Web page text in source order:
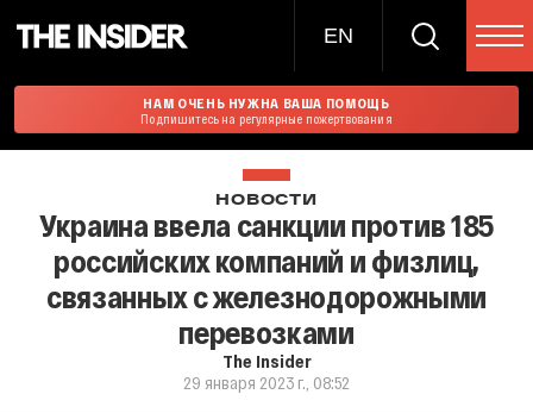
EN
НАМ ОЧЕНЬ НУЖНА ВАША ПОМОЩЬ
Подпишитесь на регулярные пожертвования
НОВОСТИ
Украина ввела санкции против 185
российских компаний и физлиц,
связанных с железнодорожными
перевозками
The Insider
29 января 2023 г., 08:52